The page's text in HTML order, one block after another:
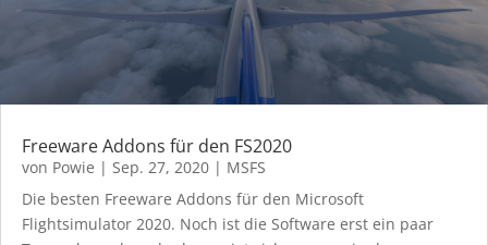
Freeware Addons für den FS2020
von Powie | Sep. 27, 2020 | MSFS
Die besten Freeware Addons für den Microsoft
Flightsimulator 2020. Noch ist die Software erst ein paar